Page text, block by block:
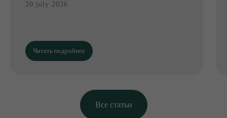
20 july 2026
Читать подробнее
Все статьи